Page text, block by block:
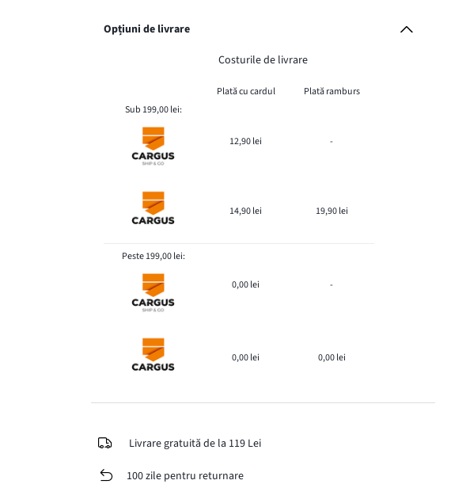
Opțiuni de livrare
Costurile de livrare
Plată cu cardul
Plată ramburs
Sub 199,00 lei:
12,90 lei -
14,90 lei 19,90 lei
Peste 199,00 lei:
0,00 lei -
0,00 lei 0,00 lei
Livrare gratuită de la 119 Lei
100 zile pentru returnare